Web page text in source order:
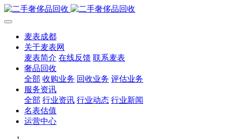
麦表成都
关于麦表网
麦表简介 在线反馈 联系麦表
奢品回收
全部 收购业务 回收业务 评估业务
服务资讯
全部 行业资讯 行业动态 行业新闻
名表估值
运营中心